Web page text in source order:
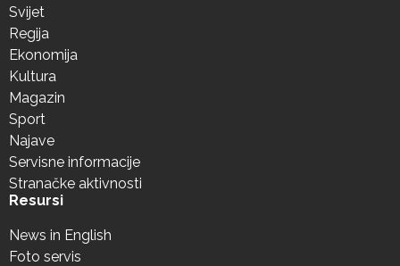
Svijet
Regija
Ekonomija
Kultura
Magazin
Sport
Najave
Servisne informacije
Stranačke aktivnosti
Resursi
News in English
Foto servis